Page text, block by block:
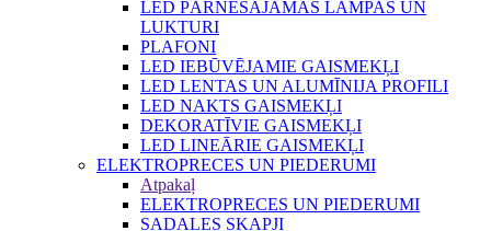
LED PĀRNĒSĀJAMĀS LAMPAS UN
LUKTURI
PLAFONI
LED IEBŪVĒJAMIE GAISMEKĻI
LED LENTAS UN ALUMĪNIJA PROFILI
LED NAKTS GAISMEKĻI
DEKORATĪVIE GAISMEKĻI
LED LINEĀRIE GAISMEKĻI
ELEKTROPRECES UN PIEDERUMI
Atpakaļ
ELEKTROPRECES UN PIEDERUMI
SADALES SKAPJI